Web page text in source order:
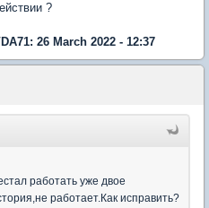
?
26 March 2022 - 12:37
работать уже двое
работает.Как исправить?